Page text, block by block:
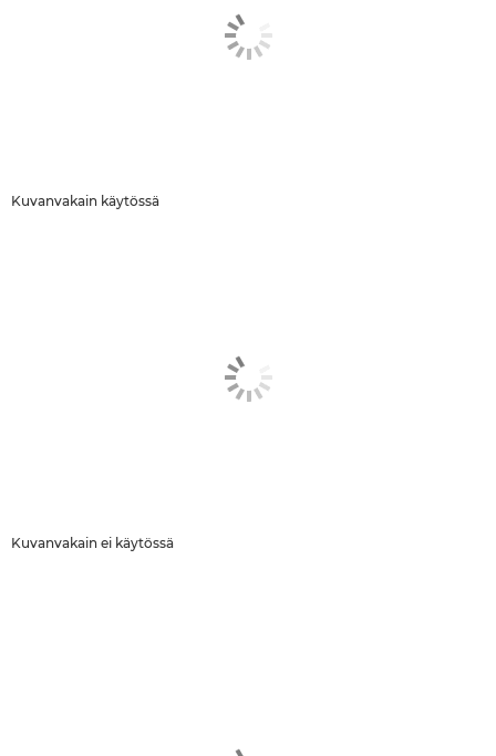
Kuvanvakain käytössä
Kuvanvakain ei käytössä